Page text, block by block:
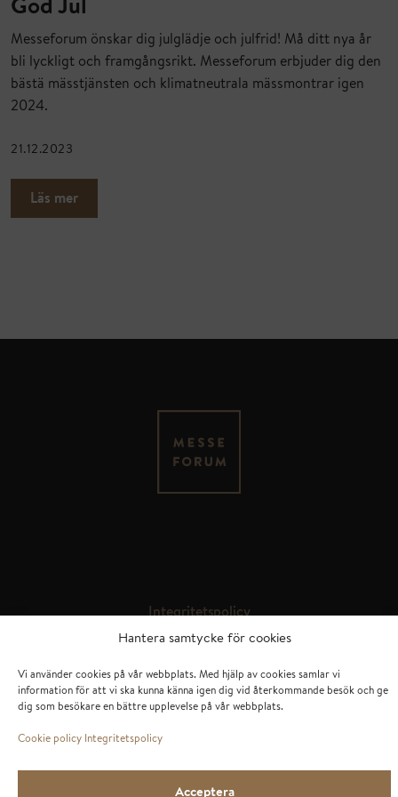
Hantera samtycke för cookies
Vi använder cookies på vår webbplats. Med hjälp av cookies samlar vi
information för att vi ska kunna känna igen dig vid återkommande besök och ge
dig som besökare en bättre upplevelse på vår webbplats.
Cookie policy Integritetspolicy
Acceptera
God Jul
Messeforum önskar dig julglädje och julfrid! Må ditt nya år
bli lyckligt och framgångsrikt. Messeforum erbjuder dig den
bästä mässtjänsten och klimatneutrala mässmontrar igen
2024.
21.12.2023
Läs mer
Integritetspolicy
info@messeforum.fi
+358 40 544 5598